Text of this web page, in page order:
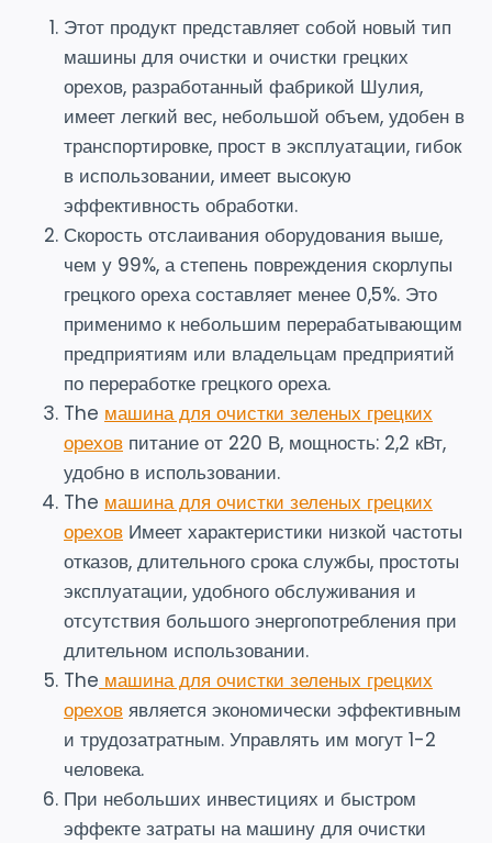
Этот продукт представляет собой новый тип
машины для очистки и очистки грецких
орехов, разработанный фабрикой Шулия,
имеет легкий вес, небольшой объем, удобен в
транспортировке, прост в эксплуатации, гибок
в использовании, имеет высокую
эффективность обработки.
Скорость отслаивания оборудования выше,
чем у 99%, а степень повреждения скорлупы
грецкого ореха составляет менее 0,5%. Это
применимо к небольшим перерабатывающим
предприятиям или владельцам предприятий
по переработке грецкого ореха.
The машина для очистки зеленых грецких
орехов питание от 220 В, мощность: 2,2 кВт,
удобно в использовании.
The машина для очистки зеленых грецких
орехов Имеет характеристики низкой частоты
отказов, длительного срока службы, простоты
эксплуатации, удобного обслуживания и
отсутствия большого энергопотребления при
длительном использовании.
The машина для очистки зеленых грецких
орехов является экономически эффективным
и трудозатратным. Управлять им могут 1-2
человека.
При небольших инвестициях и быстром
эффекте затраты на машину для очистки